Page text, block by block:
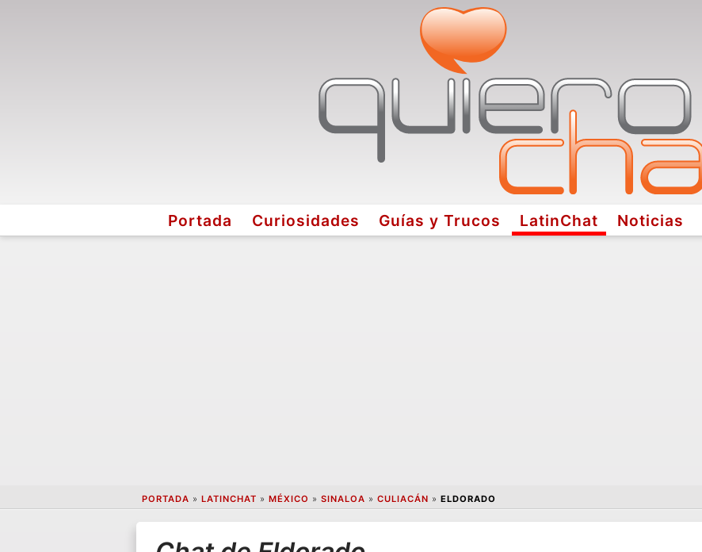
Portada Curiosidades Guías y Trucos LatinChat Noticias
PORTADA » LATINCHAT » MÉXICO » SINALOA » CULIACÁN » ELDORADO